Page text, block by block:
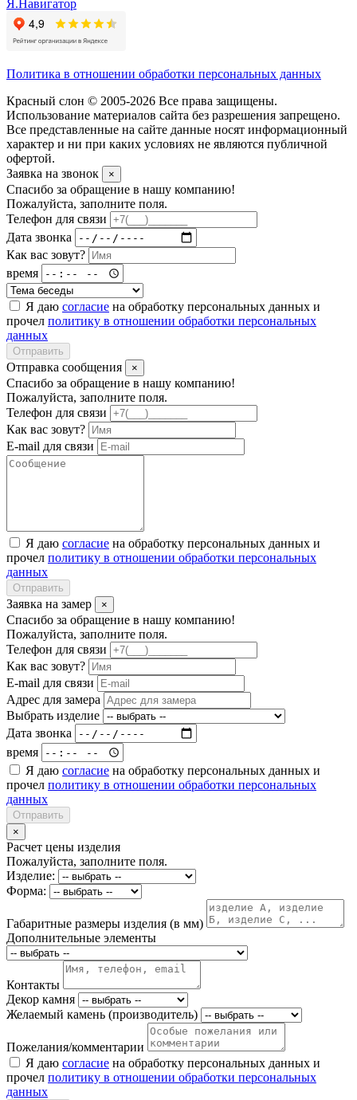
Я.Навигатор
Политика в отношении обработки персональных данных
Красный слон © 2005-2026 Все права защищены.
Использование материалов сайта без разрешения запрещено.
Все представленные на сайте данные носят информационный
характер и ни при каких условиях не являются публичной
офертой.
Заявка на звонок
×
Спасибо за обращение в нашу компанию!
Пожалуйста, заполните поля.
Телефон для связи
Дата звонка
Как вас зовут?
время
Я даю согласие на обработку персональных данных и
прочел политику в отношении обработки персональных
данных
Отправить
Отправка сообщения ×
Спасибо за обращение в нашу компанию!
Пожалуйста, заполните поля.
Телефон для связи
Как вас зовут?
E-mail для связи
Я даю согласие на обработку персональных данных и
прочел политику в отношении обработки персональных
данных
Отправить
Заявка на замер ×
Спасибо за обращение в нашу компанию!
Пожалуйста, заполните поля.
Телефон для связи
Как вас зовут?
E-mail для связи
Адрес для замера
Выбрать изделие
Дата звонка
время
Я даю согласие на обработку персональных данных и
прочел политику в отношении обработки персональных
данных
Отправить
×
Расчет цены изделия
Пожалуйста, заполните поля.
Изделие:
Форма:
Габаритные размеры изделия (в мм)
Дополнительные элементы
Контакты
Декор камня
Желаемый камень (производитель)
Пожелания/комментарии
Я даю согласие на обработку персональных данных и
прочел политику в отношении обработки персональных
данных